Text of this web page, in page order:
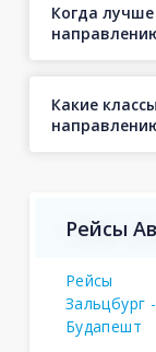
Когда
Какие
Рейсы
Рейсы
Зальцбург -
Будапешт